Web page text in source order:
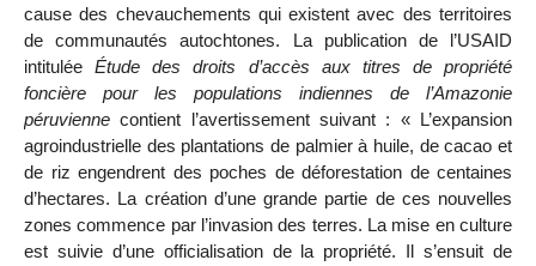
cause des chevauchements qui existent avec des territoires
de communautés autochtones. La publication de l’USAID
intituléeÉtude des droits d’accès aux titres de propriété
foncière pour les populations indiennes de l’Amazonie
péruvienne contient l’avertissement suivant : « L’expansion
agroindustrielle des plantations de palmier à huile, de cacao et
de riz engendrent des poches de déforestation de centaines
d’hectares. La création d’une grande partie de ces nouvelles
zones commence par l’invasion des terres. La mise en culture
est suivie d’une officialisation de la propriété. Il s’ensuit de